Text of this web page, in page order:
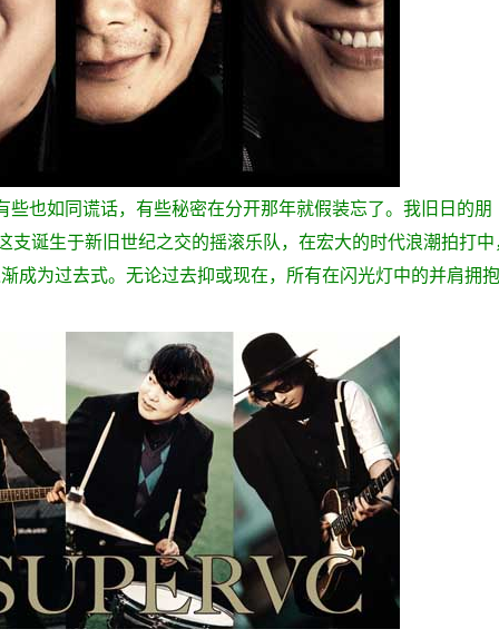
些也如同谎话，有些秘密在分开那年就假装忘了。我旧日的朋
支诞生于新旧世纪之交的摇滚乐队，在宏大的时代浪潮拍打中
成为过去式。无论过去抑或现在，所有在闪光灯中的并肩拥